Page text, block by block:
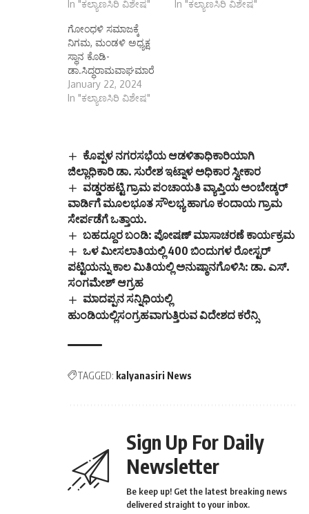
In "ಕಲ್ಯಾಣಸಿರಿ ವಿಶೇಷ"
In "ಕಲ್ಯಾಣಸಿರಿ ವಿಶೇಷ"
ಗೋಂಧಳಿ ಸಮಾಜಕ್ಕೆ
ನಿಗಮ, ಮಂಡಳಿ ಅಧ್ಯಕ್ಷ
ಸ್ಥಾನ ಕೊಡಿ-
ಡಾ.ಸಿದ್ಧರಾಮವಾಘಮಾರೆ
January 22, 2024
In "ಕಲ್ಯಾಣಸಿರಿ ವಿಶೇಷ"
ಕೊಪ್ಪಳ ನಗರಸಭೆಯ ಆಡಳಿತಾಧಿಕಾರಿಯಾಗಿ
ಜಿಲ್ಲಾಧಿಕಾರಿ ಡಾ.‌ ಸುರೇಶ ಇಟ್ನಾಳ ಅಧಿಕಾರ ಸ್ವೀಕಾರ
ವಡ್ಡರಹಟ್ಟಿ ಗ್ರಾಮ ಪಂಚಾಯತಿ ವ್ಯಾಪ್ತಿಯ ಅಂಬೇಡ್ಕರ್
ವಾರ್ಡಿಗೆ ಮೂಲಭೂತ ಸೌಲಭ್ಯ ಹಾಗೂ ಕಂದಾಯ ಗ್ರಾಮ
ಸೇರ್ಪಡೆಗೆ ಒತ್ತಾಯ.
ಬಹದ್ದೂರ ಬಂಡಿ: ಪೋಷಣ್ ಮಾಸಾಚರಣೆ ಕಾರ್ಯಕ್ರಮ
ಒಳ ಮೀಸಲಾತಿಯಲ್ಲಿ 400 ಬಿಂದುಗಳ ರೋಸ್ಟರ್
ಪಟ್ಟಿಯನ್ನು ಕಾಲ ಮಿತಿಯಲ್ಲಿ ಅನುಷ್ಠಾನಗೊಳಿಸಿ: ಡಾ. ಎಸ್.
ಸಂಗಮೇಶ್ ಆಗ್ರಹ
ಮಾದಪ್ಪನ ಸನ್ನಿಧಿಯಲ್ಲಿ
ಹುಂಡಿಯಲ್ಲಿಸಂಗ್ರಹವಾಗುತ್ತಿರುವ ವಿದೇಶದ ಕರೆನ್ಸಿ
TAGGED: kalyanasiri News
Sign Up For Daily
Newsletter
Be keep up! Get the latest breaking news
delivered straight to your inbox.